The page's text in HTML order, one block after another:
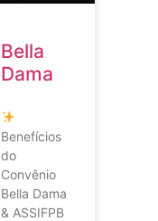
Bella
Dama
Benefícios
do
Convênio
Bella Dama
& ASSIFPB